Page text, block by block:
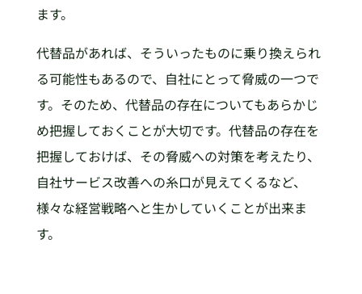
ます。
代替品があれば、そういったものに乗り換えられ
る可能性もあるので、自社にとって脅威の一つで
す。そのため、代替品の存在についてもあらかじ
め把握しておくことが大切です。代替品の存在を
把握しておけば、その脅威への対策を考えたり、
自社サービス改善への糸口が見えてくるなど、
様々な経営戦略へと生かしていくことが出来ま
す。